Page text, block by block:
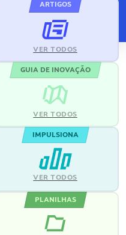
ARTIGOS
VER TODOS
GUIA DE INOVAÇÃO
VER TODOS
IMPULSIONA
VER TODOS
PLANILHAS